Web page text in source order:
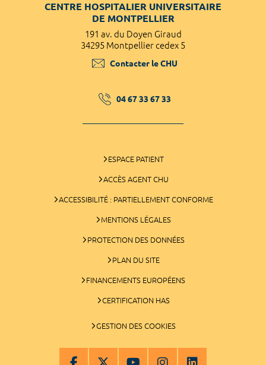
CENTRE HOSPITALIER UNIVERSITAIRE
DE MONTPELLIER
191 av. du Doyen Giraud
34295 Montpellier cedex 5
Contacter le CHU
04 67 33 67 33
ESPACE PATIENT
ACCÈS AGENT CHU
ACCESSIBILITÉ : PARTIELLEMENT CONFORME
MENTIONS LÉGALES
PROTECTION DES DONNÉES
PLAN DU SITE
FINANCEMENTS EUROPÉENS
CERTIFICATION HAS
GESTION DES COOKIES